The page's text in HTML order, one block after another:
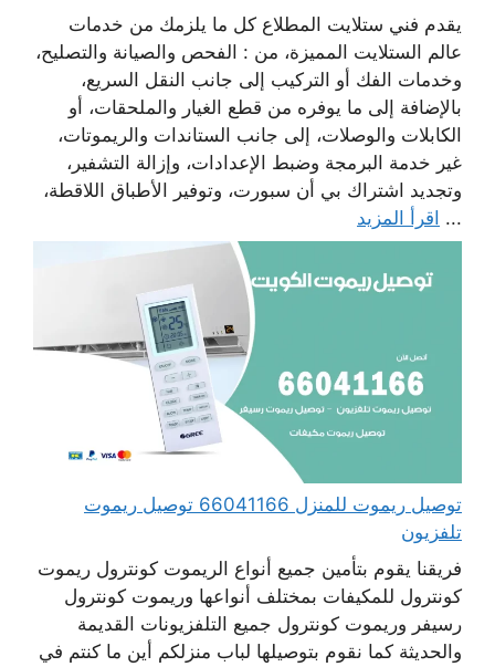
يقدم فني ستلايت المطلاع كل ما يلزمك من خدمات
عالم الستلايت المميزة، من : الفحص والصيانة والتصليح،
وخدمات الفك أو التركيب إلى جانب النقل السريع،
بالإضافة إلى ما يوفره من قطع الغيار والملحقات، أو
الكابلات والوصلات، إلى جانب الستاندات والريموتات،
غير خدمة البرمجة وضبط الإعدادات، وإزالة التشفير،
وتجديد اشتراك بي أن سبورت، وتوفير الأطباق اللاقطة،
... اقرأ المزيد
توصيل ريموت للمنزل 66041166 توصيل ريموت
تلفزيون
فريقنا يقوم بتأمين جميع أنواع الريموت كونترول ريموت
كونترول للمكيفات بمختلف أنواعها وريموت كونترول
رسيفر وريموت كونترول جميع التلفزيونات القديمة
والحديثة كما نقوم بتوصيلها لباب منزلكم أين ما كنتم في